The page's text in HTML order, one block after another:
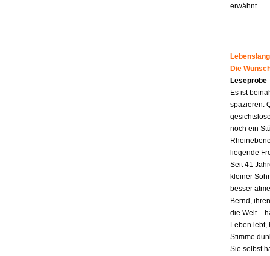
erwähnt.
Die
Leseprobe
Es ist
spazieren.
noch ein
liegende
Seit 41
kleiner
besser
Bernd,
die Welt –
Leben lebt,
Stimme
Sie selbst